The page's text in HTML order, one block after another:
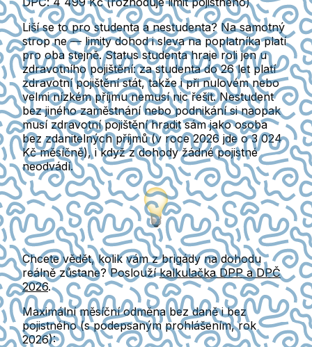
Liší se to pro studenta a nestudenta? Na samotný
strop ne — limity dohod i sleva na poplatníka platí
pro oba stejně. Status studenta hraje roli jen u
zdravotního pojištění: za studenta do 26 let platí
zdravotní pojištění stát, takže i při nulovém nebo
velmi nízkém příjmu nemusí nic řešit. Nestudent
bez jiného zaměstnání nebo podnikání si naopak
musí zdravotní pojištění hradit sám jako osoba
bez zdanitelných příjmů (v roce 2026 jde o3 024
Kč měsíčně), i když z dohody žádné pojistné
neodvádí.
Chcete vědět, kolik vám z brigády na dohodu
reálně zůstane? Posloužíkalkulačka DPP a DPČ
2026.
Maximální měsíční odměna bez daně i bez
pojistného (s podepsaným prohlášením, rok
2026):